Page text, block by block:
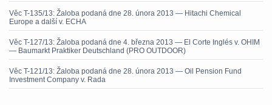
Věc T-135/13: Žaloba podaná dne 28. února 2013 — Hitachi Chemical
Europe a další v. ECHA
Věc T-127/13: Žaloba podaná dne 4. března 2013 — El Corte Inglés v. OHIM
— Baumarkt Praktiker Deutschland (PRO OUTDOOR)
Věc T-121/13: Žaloba podaná dne 28. února 2013 — Oil Pension Fund
Investment Company v. Rada